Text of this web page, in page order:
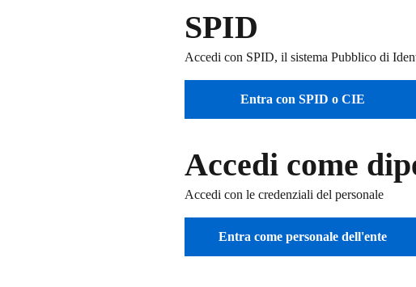
SPID
Accedi con SPID, il sistema Pubblico di
Entra con SPID o CIE
Accedi come
Accedi con le credenziali del personale
Entra come personale dell'ente